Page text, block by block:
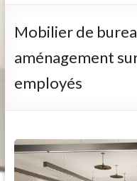
Mobilier de
aménagement
employés